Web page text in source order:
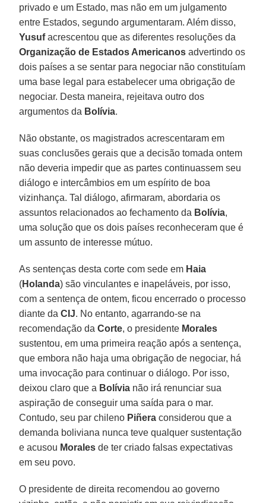
privado e um Estado, mas não em um julgamento
entre Estados, segundo argumentaram. Além disso,
Yusufacrescentou que as diferentes resoluções da
Organização de Estados Americanos advertindo os
dois países a se sentar para negociar não constituíam
uma base legal para estabelecer uma obrigação de
negociar. Desta maneira, rejeitava outro dos
argumentos da Bolívia.
Não obstante, os magistrados acrescentaram em
suas conclusões gerais que a decisão tomada ontem
não deveria impedir que as partes continuassem seu
diálogo e intercâmbios em um espírito de boa
vizinhança. Tal diálogo, afirmaram, abordaria os
assuntos relacionados ao fechamento da Bolívia,
uma solução que os dois países reconheceram que é
um assunto de interesse mútuo.
As sentenças desta corte com sede em Haia
(Holanda) são vinculantes e inapeláveis, por isso,
com a sentença de ontem, ficou encerrado o processo
diante daCIJ. No entanto, agarrando-se na
recomendação daCorte, o presidente Morales
sustentou, em uma primeira reação após a sentença,
que embora não haja uma obrigação de negociar, há
uma invocação para continuar o diálogo. Por isso,
deixou claro que a Bolívia não irá renunciar sua
aspiração de conseguir uma saída para o mar.
Contudo, seu par chileno Piñera considerou que a
demanda boliviana nunca teve qualquer sustentação
e acusou Morales de ter criado falsas expectativas
em seu povo.
O presidente de direita recomendou ao governo